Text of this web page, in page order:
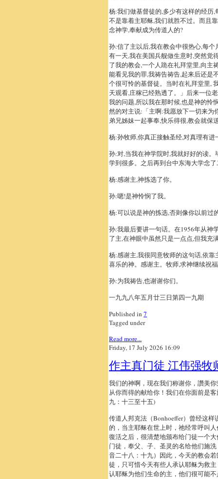
杨:我们做基督徒的,多少有这样的经历
不是靠着主耶稣,我们就胜不过。而且
念神学,奉献成为传道人的?
孙:信了主以后,我在教会中很热心,每
有一天,我在美国兵舰做生意时,突然觉
了我的教会,一个人跪在礼拜堂里,向主
能看见我的罪,我祷告祷告,起来后还是
个很可怜的基督徒。当时在礼拜堂里,
天观看,庄稼已经熟透了。」后来一位
我的问题,所以我在那时候,也是神的怜
然的对主说:「主啊:我愿放下一切来为
弟兄姊妹一起事奉,快乐得很,教会就保
杨:孙牧师,你真正接触圣经,对真理有
孙:对,当我在神学院时,我就好好的读
学到很多。之后再到台中东海大学念
杨:感谢主,神拣选了你。
孙:嗯!是神怜悯了我。
杨:可以说是神的拣选,否则像你以前过
孙:我最后要讲一句话。在1956年从神
了主,在神眼中虽然只是一点点,但我充
杨:感谢主,我很同意牧师的这句话,依
喜乐的神。感谢主。牧师,求神继续祝
孙:为我祷告,也谢谢你们。
一九九八年五月廿三日第四一九期
Published in 7
Tagged under
Read more...
Friday, 17 July 2026 16:09
作主真门徒 江伟强牧
我们的神啊，现在我们称谢你，讚美
从你而得的献给你！我们在你面前是
九：十三至十五)
传道人邦克法（Bonhoeffer）曾经这
的，当主耶稣在世上时，祂经常呼叫
復活之后，很清楚地颁布给门徒一个
门徒，奉父、子、圣灵的名给他们施
音二十八：十九）因此，今天的教会
徒，只可惜今天有些人承认耶稣为救
认耶稣为他们生命的主，他们很可能